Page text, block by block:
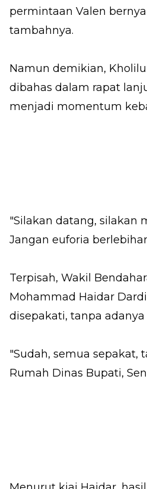
permintaan Valen
tambahnya.
Namun demikian,
dibahas dalam rapat
menjadi momentum
"Silakan datang, silakan
Jangan euforia
Terpisah, Wakil
Mohammad Haidar
disepakati, tanpa
"Sudah, semua sepakat,
Rumah Dinas Bupati,